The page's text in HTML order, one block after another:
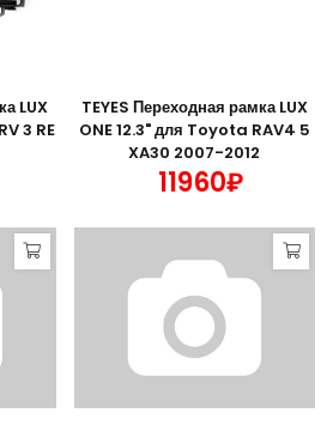
LUX
3 RE
TEYES Переходная рамка LUX
ONE 12.3" для Toyota RAV4 5
XA30 2007-2012
11960₽